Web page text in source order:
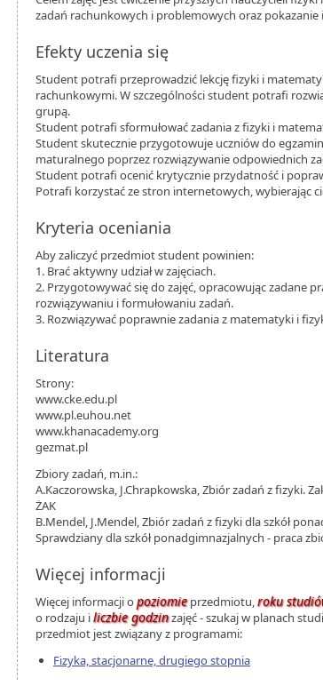
zadań rachunkowych i problemowych oraz
Efekty uczenia się
Student potrafi przeprowadzić lekcję fizyki i
rachunkowymi. W szczególności student potrafi
grupą.
Student potrafi sformułować zadania z fizyki i
Student skutecznie przygotowuje uczniów do
maturalnego poprzez rozwiązywanie odpowiednich
Student potrafi ocenić krytycznie przydatność i
Potrafi korzystać ze stron internetowych, wybierając
Kryteria oceniania
Aby zaliczyć przedmiot student powinien:
1. Brać aktywny udział w zajęciach.
2. Przygotowywać się do zajęć, opracowując zadane
rozwiązywaniu i formułowaniu zadań.
3. Rozwiązywać poprawnie zadania z matematyki i
Literatura
Strony:
www.cke.edu.pl
www.pl.euhou.net
www.khanacademy.org
gezmat.pl
Zbiory zadań, m.in.:
A.Kaczorowska, J.Chrapkowska, Zbiór zadań z fizyki.
ŻAK
B.Mendel, J.Mendel, Zbiór zadań z fizyki dla szkół
Sprawdziany dla szkół ponadgimnazjalnych - praca
Więcej informacji
Więcej informacji o poziomieprzedmiotu,roku
o rodzaju iliczbie godzinzajęć - szukaj w planach
przedmiot jest związany z programami:
Fizyka, stacjonarne, drugiego stopnia